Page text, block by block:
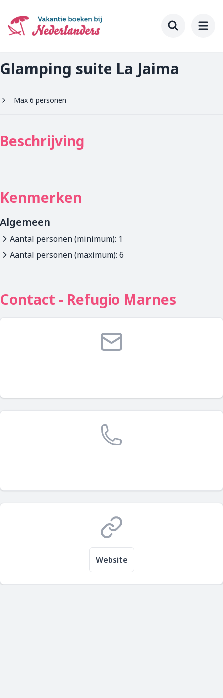
naar
hoofdinhoud
Glamping suite La Jaima
Max 6 personen
Beschrijving
Kenmerken
Algemeen
Aantal personen (minimum): 1
Aantal personen (maximum): 6
Contact - Refugio Marnes
Website